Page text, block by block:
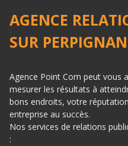
AGENCE
SUR PERPIGNAN
Agence Point Com peut vous
mesurer les résultats à
bons endroits, votre
entreprise au succès.
Nos services de relations
: